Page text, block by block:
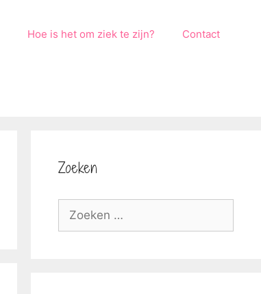
Hoe is het om ziek te zijn? Contact
Zoeken
Zoek